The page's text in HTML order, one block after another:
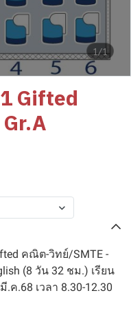
1/1
Gifted
คณิต-วิทย์/SMTE -
(8 วัน 32 ชม.) เรียน
.ค.68 เวลา 8.30-12.30